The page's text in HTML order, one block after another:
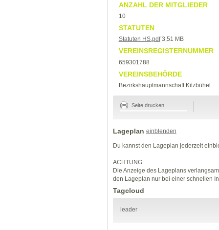
ANZAHL DER MITGLIEDER
10
STATUTEN
Statuten HS.pdf3,51 MB
VEREINSREGISTERNUMMER
659301788
VEREINSBEHÖRDE
Bezirkshauptmannschaft Kitzbühel
Seite drucken
Lageplan einblenden
Du kannst den Lageplan jederzeit
ACHTUNG:
Die Anzeige des Lageplans
den Lageplan nur bei einer schnellen
Tagcloud
leader